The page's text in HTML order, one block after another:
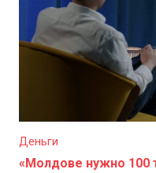
Деньги
«Молдове нужно 100